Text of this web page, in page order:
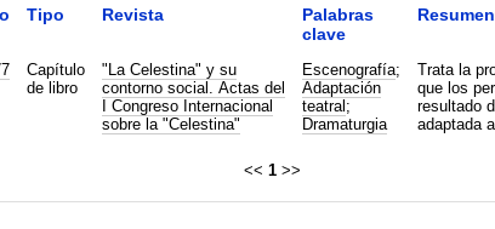
Tipo Revista
Palabras
clave
Resumen
Capítulo
de libro
"La Celestina" y su
contorno social. Actas del
I Congreso Internacional
sobre la "Celestina"
Escenografía;
Adaptación
teatral ;
Dramaturgia
Trata la
que los
resultado
adaptada
<< 1 >>